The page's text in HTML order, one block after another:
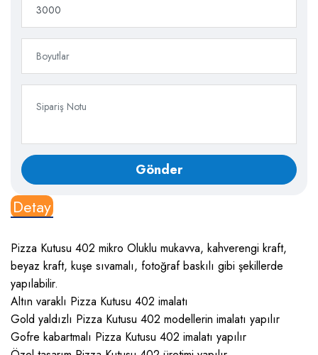
Detay
Pizza Kutusu 402 mikro Oluklu mukavva, kahverengi kraft,
beyaz kraft, kuşe sıvamalı, fotoğraf baskılı gibi şekillerde
yapılabilir.
Altın varaklı Pizza Kutusu 402 imalatı
Gold yaldızlı Pizza Kutusu 402 modellerin imalatı yapılır
Gofre kabartmalı Pizza Kutusu 402 imalatı yapılır